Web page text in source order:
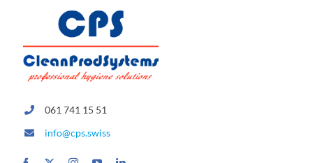
061 741 15 51
info@cps.swiss